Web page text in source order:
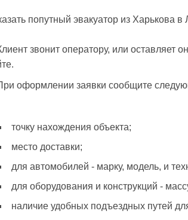
попутный эвакуатор из Харькова
звонит оператору, или оставляет
оформлении заявки сообщите
точку нахождения объекта;
место доставки;
для автомобилей - марку, модель, и
для оборудования и конструкций -
наличие удобных подъездных путей